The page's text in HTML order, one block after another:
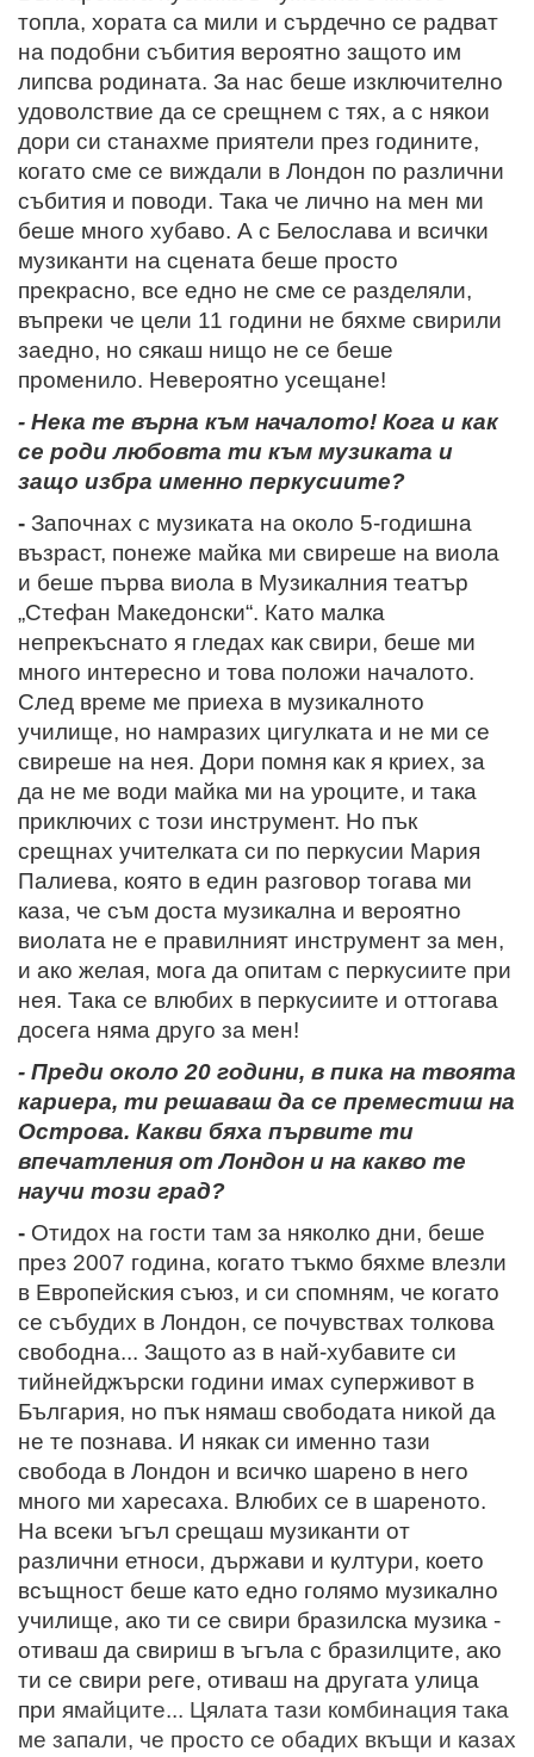
топла, хората са мили и сърдечно се радват
на подобни събития вероятно защото им
липсва родината. За нас беше изключително
удоволствие да се срещнем с тях, а с някои
дори си станахме приятели през годините,
когато сме се виждали в Лондон по различни
събития и поводи. Така че лично на мен ми
беше много хубаво. А с Белослава и всички
музиканти на сцената беше просто
прекрасно, все едно не сме се разделяли,
въпреки че цели 11 години не бяхме свирили
заедно, но сякаш нищо не се беше
променило. Невероятно усещане!
- Нека те върна към началото! Кога и как
се роди любовта ти към музиката и
защо избра именно перкусиите?
- Започнах с музиката на около 5-годишна
възраст, понеже майка ми свиреше на виола
и беше първа виола в Музикалния театър
„Стефан Македонски“. Като малка
непрекъснато я гледах как свири, беше ми
много интересно и това положи началото.
След време ме приеха в музикалното
училище, но намразих цигулката и не ми се
свиреше на нея. Дори помня как я криех, за
да не ме води майка ми на уроците, и така
приключих с този инструмент. Но пък
срещнах учителката си по перкусии Мария
Палиева, която в един разговор тогава ми
каза, че съм доста музикална и вероятно
виолата не е правилният инструмент за мен,
и ако желая, мога да опитам с перкусиите при
нея. Така се влюбих в перкусиите и оттогава
досега няма друго за мен!
- Преди около 20 години, в пика на твоята
кариера, ти решаваш да се преместиш на
Острова. Какви бяха първите ти
впечатления от Лондон и на какво те
научи този град?
- Отидох на гости там за няколко дни, беше
през 2007 година, когато тъкмо бяхме влезли
в Европейския съюз, и си спомням, че когато
се събудих в Лондон, се почувствах толкова
свободна... Защото аз в най-хубавите си
тийнейджърски години имах суперживот в
България, но пък нямаш свободата никой да
не те познава. И някак си именно тази
свобода в Лондон и всичко шарено в него
много ми харесаха. Влюбих се в шареното.
На всеки ъгъл срещаш музиканти от
различни етноси, държави и култури, което
всъщност беше като едно голямо музикално
училище, ако ти се свири бразилска музика -
отиваш да свириш в ъгъла с бразилците, ако
ти се свири реге, отиваш на другата улица
при ямайците... Цялата тази комбинация така
ме запали, че просто се обадих вкъщи и казах